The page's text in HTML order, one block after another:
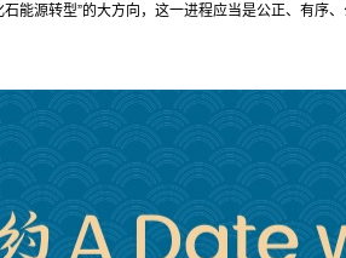
能源转型”的大方向，这一进程应当是公正、有序